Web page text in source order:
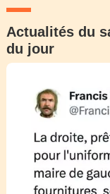
Actualités du
du jour